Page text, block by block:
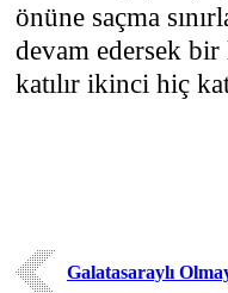
önüne saçma
devam edersek
katılır ikinci hiç
Galatasaraylı